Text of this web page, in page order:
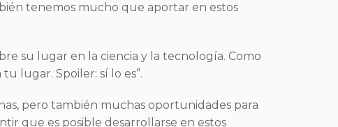
tenemos mucho que aportar en estos
su lugar en la ciencia y la tecnología. Como
lugar. Spoiler: sí lo es”.
pero también muchas oportunidades para
que es posible desarrollarse en estos